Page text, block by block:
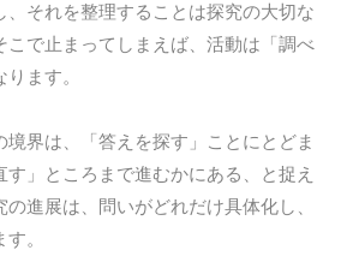
、それを整理することは探究の大切な
こで止まってしまえば、活動は「調べ
ます。
界は、「答えを探す」ことにとどま
す」ところまで進むかにある、と捉え
進展は、問いがどれだけ具体化し、
。